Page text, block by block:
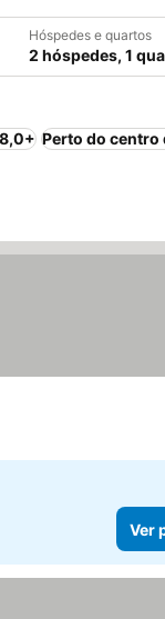
Hóspedes e quartos
2 hóspedes, 1
Perto do centro
Ver